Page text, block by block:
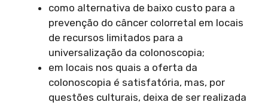
como alternativa de baixo custo para a
prevenção do câncer colorretal em locais
de recursos limitados para a
universalização da colonoscopia;
em locais nos quais a oferta da
colonoscopia é satisfatória, mas, por
questões culturais, deixa de ser realizada